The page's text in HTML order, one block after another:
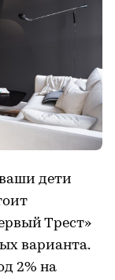
дети
Трест»
варианта.
2% на